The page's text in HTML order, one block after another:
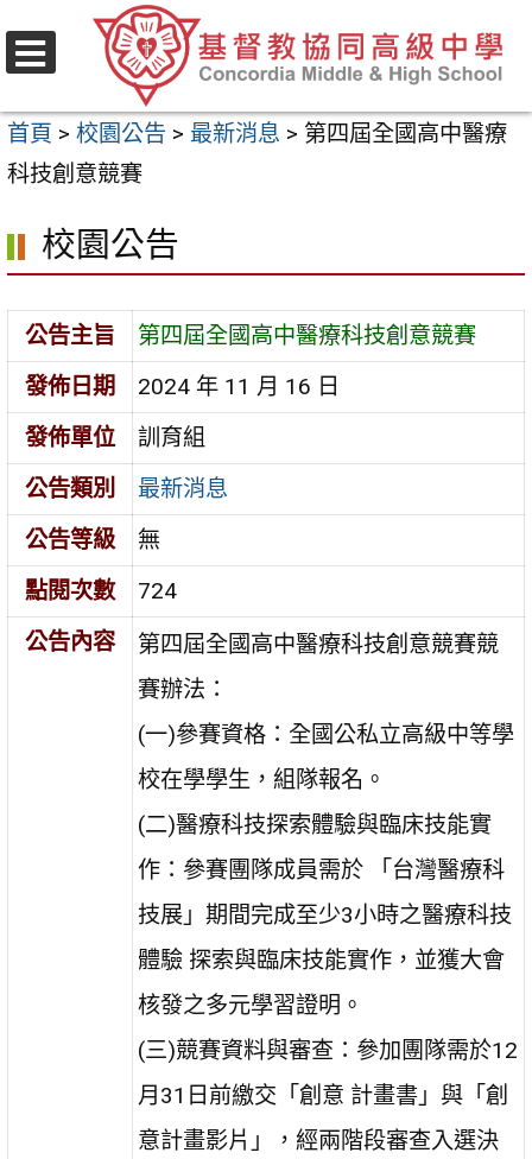
至
要
內
區
首頁 > 校園公告 > 最新消息 > 第四屆全國高中醫療
科技創意競賽
校園公告
公告主旨
第四屆全國高中醫療科技創意競賽
發佈日期
2024 年 11 月 16 日
發佈單位
訓育組
公告類別
最新消息
公告等級
無
點閱次數
724
公告內容
第四屆全國高中醫療科技創意競賽競
賽辦法：
(一)參賽資格：全國公私立高級中等學
校在學學生，組隊報名。
(二)醫療科技探索體驗與臨床技能實
作：參賽團隊成員需於 「台灣醫療科
技展」期間完成至少3小時之醫療科技
體驗 探索與臨床技能實作，並獲大會
核發之多元學習證明。
(三)競賽資料與審查：參加團隊需於12
月31日前繳交「創意 計畫書」與「創
意計畫影片」，經兩階段審查入選決
選
單